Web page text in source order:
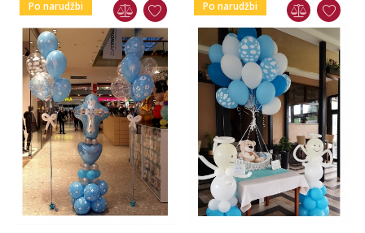
Po narudžbi Po narudžbi